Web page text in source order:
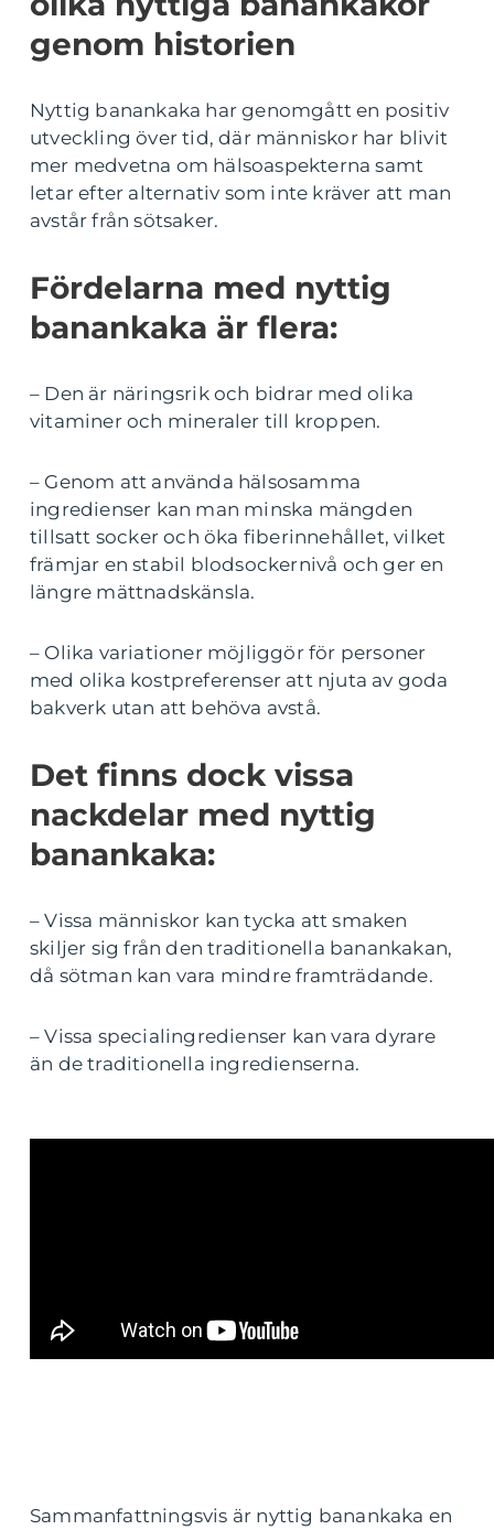
genom historien
Nyttig banankaka har genomgått en positiv
utveckling över tid, där människor har blivit
mer medvetna om hälsoaspekterna samt
letar efter alternativ som inte kräver att man
avstår från sötsaker.
Fördelarna med nyttig
banankaka är flera:
– Den är näringsrik och bidrar med olika
vitaminer och mineraler till kroppen.
– Genom att använda hälsosamma
ingredienser kan man minska mängden
tillsatt socker och öka fiberinnehållet, vilket
främjar en stabil blodsockernivå och ger en
längre mättnadskänsla.
– Olika variationer möjliggör för personer
med olika kostpreferenser att njuta av goda
bakverk utan att behöva avstå.
Det finns dock vissa
nackdelar med nyttig
banankaka:
– Vissa människor kan tycka att smaken
skiljer sig från den traditionella banankakan,
då sötman kan vara mindre framträdande.
– Vissa specialingredienser kan vara dyrare
än de traditionella ingredienserna.
Sammanfattningsvis är nyttig banankaka en